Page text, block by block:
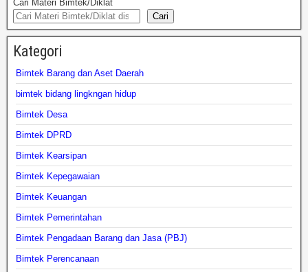
Cari Materi Bimtek/Diklat
Cari
Kategori
Bimtek Barang dan Aset Daerah
bimtek bidang lingkngan hidup
Bimtek Desa
Bimtek DPRD
Bimtek Kearsipan
Bimtek Kepegawaian
Bimtek Keuangan
Bimtek Pemerintahan
Bimtek Pengadaan Barang dan Jasa (PBJ)
Bimtek Perencanaan